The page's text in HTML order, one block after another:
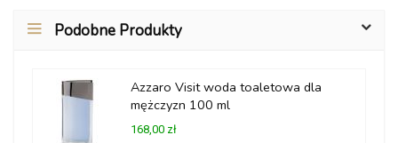
Podobne Produkty
Azzaro Visit woda toaletowa dla
mężczyzn 100 ml
168,00 zł